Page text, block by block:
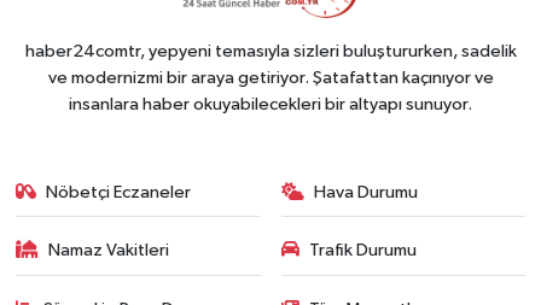
haber24comtr, yepyeni temasıyla sizleri buluştururken, sadelik
ve modernizmi bir araya getiriyor. Şatafattan kaçınıyor ve
insanlara haber okuyabilecekleri bir altyapı sunuyor.
Nöbetçi Eczaneler Hava Durumu
Namaz Vakitleri Trafik Durumu